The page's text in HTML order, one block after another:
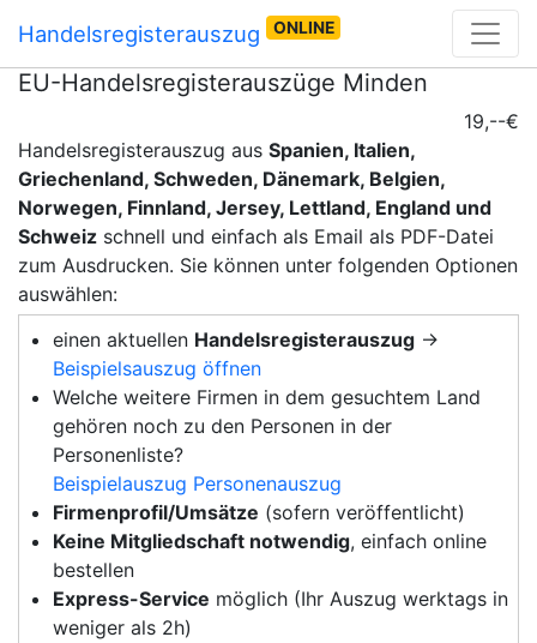
Handelsregisterauszug ONLINE
EU-Handelsregisterauszüge Minden
19,--€
Handelsregisterauszug aus Spanien, Italien,
Griechenland, Schweden, Dänemark, Belgien,
Norwegen, Finnland, Jersey, Lettland, England und
Schweiz schnell und einfach als Email als PDF-Datei
zum Ausdrucken. Sie können unter folgenden Optionen
auswählen:
einen aktuellen Handelsregisterauszug →
Beispielsauszug öffnen
Welche weitere Firmen in dem gesuchtem Land
gehören noch zu den Personen in der
Personenliste?
Beispielauszug Personenauszug
Firmenprofil/Umsätze (sofern veröffentlicht)
Keine Mitgliedschaft notwendig, einfach online
bestellen
Express-Service möglich (Ihr Auszug werktags in
weniger als 2h)